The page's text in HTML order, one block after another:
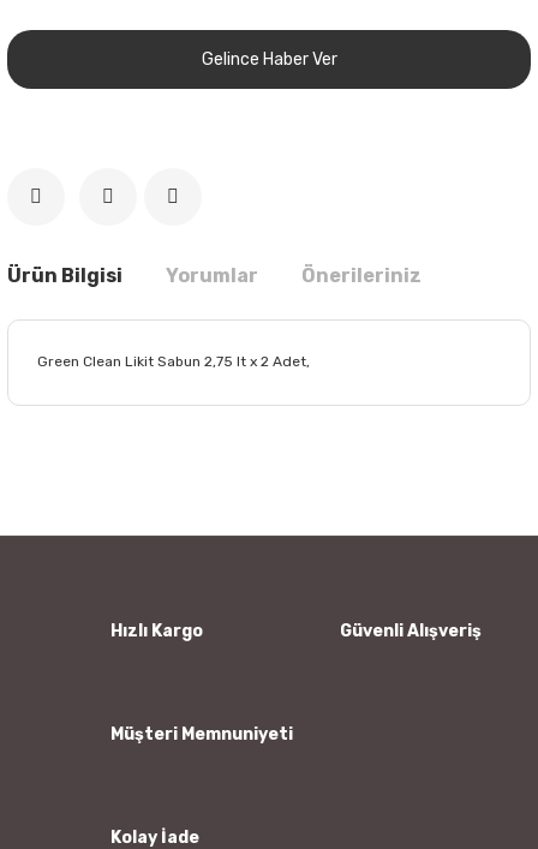
Gelince Haber Ver
Ürün Bilgisi Yorumlar Önerileriniz
Green Clean Likit Sabun 2,75 lt x 2 Adet,
Ürün bilgilerinde hatalar bulunuyor.
Hızlı Kargo Güvenli Alışveriş
Müşteri Memnuniyeti
Kolay İade